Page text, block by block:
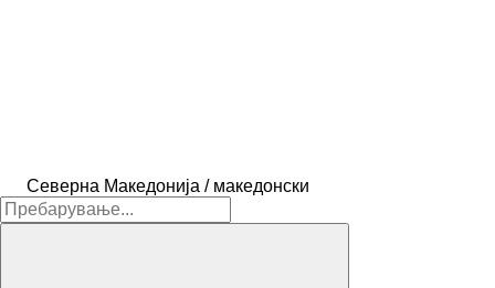
Северна Македонија / македонски